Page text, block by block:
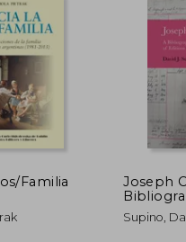
Familia
Joseph
to 1930
Supino,